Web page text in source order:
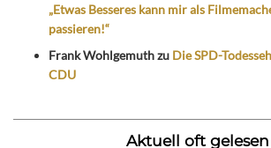
„Etwas Besseres kann mir als
passieren!“
Frank Wohlgemuthzu Die SPD-
CDU
Aktuell oft gelesen